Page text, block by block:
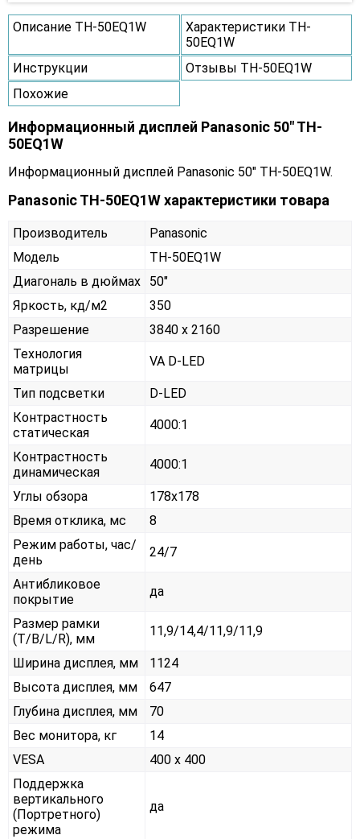
Описание TH-50EQ1W
Характеристики TH-
50EQ1W
Инструкции
Отзывы TH-50EQ1W
Похожие
Информационный дисплей Panasonic 50" TH-
50EQ1W
Информационный дисплей Panasonic 50" TH-50EQ1W.
Panasonic TH-50EQ1W характеристики товара
Производитель
Panasonic
Модель
TH-50EQ1W
Диагональ в дюймах
50"
Яркость, кд/м2
350
Разрешение
3840 x 2160
Технология
матрицы
VA D-LED
Тип подсветки
D-LED
Контрастность
статическая
4000:1
Контрастность
динамическая
4000:1
Углы обзора
178x178
Время отклика, мс
8
Режим работы, час/
день
24/7
Антибликовое
покрытие
да
Размер рамки
(T/B/L/R), мм
11,9/14,4/11,9/11,9
Ширина дисплея, мм
1124
Высота дисплея, мм
647
Глубина дисплея, мм
70
Вес монитора, кг
14
VESA
400 x 400
Поддержка
вертикального
(Портретного)
режима
да